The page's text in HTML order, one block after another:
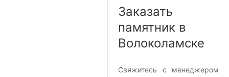
Заказать
памятник в
Волоколамске
Свяжитесь с менеджером